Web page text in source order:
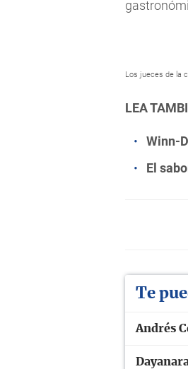
Los jueces de la
LEA
Winn-
El
Te
Andrés